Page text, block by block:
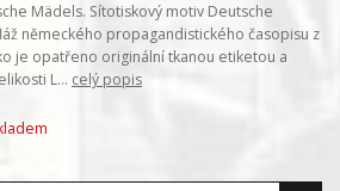
Mädels. Sítotiskový motiv Deutsche
německého propagandistického časopisu z
je opatřeno originální tkanou etiketou a
L... celý popis